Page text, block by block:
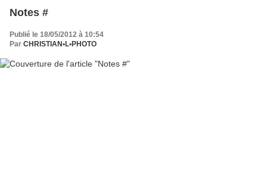
Notes #
Publié le 18/05/2012 à 10:54
Par CHRISTIAN•L•PHOTO